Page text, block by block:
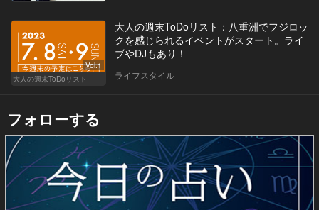
Vol.1
大人の週末ToDoリスト
大人の週末ToDoリスト：八重洲でフジロッ
クを感じられるイベントがスタート。ライ
ブやDJもあり！
ライフスタイル
フォローする